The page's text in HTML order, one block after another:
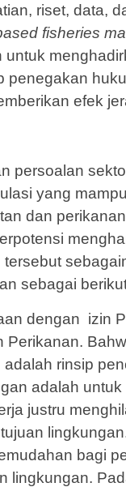
riset, data,
fisheries
penegakan
efek
persoalan
yang
dan
sebagai
dengan izin
Perikanan.
rinsip
adalah
justru
bagi
lingkungan.